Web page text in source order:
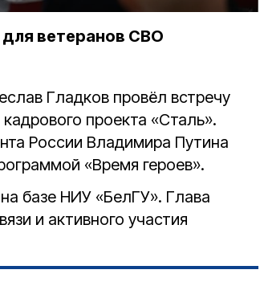
ветеранов СВО
Гладков провёл встречу
проекта «Сталь».
России Владимира Путина
«Время героев».
базе НИУ «БелГУ». Глава
и активного участия